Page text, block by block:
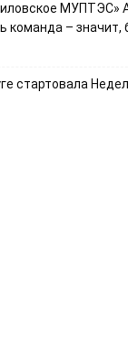
МУПТЭС»
команда – значит,
стартовала